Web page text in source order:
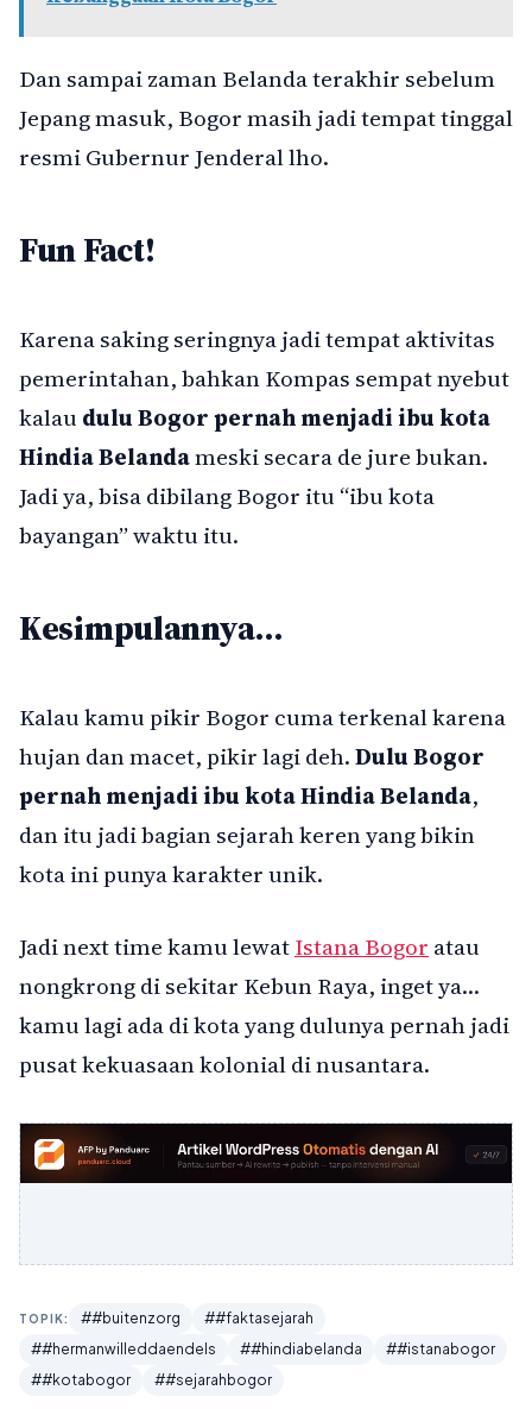
Dan sampai zaman Belanda terakhir sebelum
Jepang masuk, Bogor masih jadi tempat tinggal
resmi Gubernur Jenderal lho.
Fun Fact!
Karena saking seringnya jadi tempat aktivitas
pemerintahan, bahkan Kompas sempat nyebut
kalau dulu Bogor pernah menjadi ibu kota
Hindia Belandameski secara de jure bukan.
Jadi ya, bisa dibilang Bogor itu “ibu kota
bayangan” waktu itu.
Kesimpulannya…
Kalau kamu pikir Bogor cuma terkenal karena
hujan dan macet, pikir lagi deh.Dulu Bogor
pernah menjadi ibu kota Hindia Belanda,
dan itu jadi bagian sejarah keren yang bikin
kota ini punya karakter unik.
Jadi next time kamu lewatIstana Bogor atau
nongkrong di sekitar Kebun Raya, inget ya…
kamu lagi ada di kota yang dulunya pernah jadi
pusat kekuasaan kolonial di nusantara.
TOPIK: ##buitenzorg
##faktasejarah
##hermanwilleddaendels
##hindiabelanda
##istanabogor
##kotabogor
##sejarahbogor